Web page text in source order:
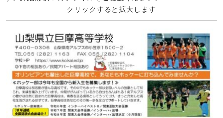
クリックすると拡大します